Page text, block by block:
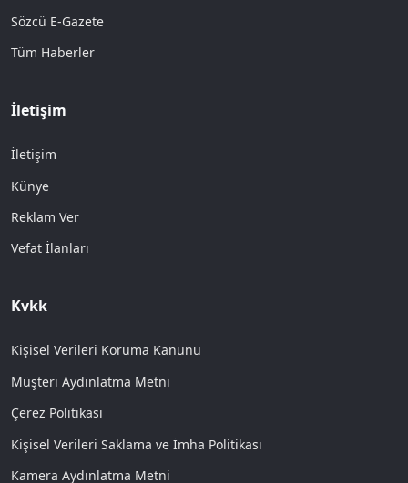
Sözcü E-Gazete
Tüm Haberler
İletişim
İletişim
Künye
Reklam Ver
Vefat İlanları
Kvkk
Kişisel Verileri Koruma Kanunu
Müşteri Aydınlatma Metni
Çerez Politikası
Kişisel Verileri Saklama ve İmha Politikası
Kamera Aydınlatma Metni